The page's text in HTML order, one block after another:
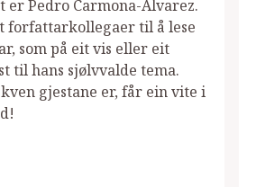
er Pedro Carmona-Alvarez.
forfattarkollegaer til å lese
som på eit vis eller eit
til hans sjølvvalde tema.
gjestane er, får ein vite i